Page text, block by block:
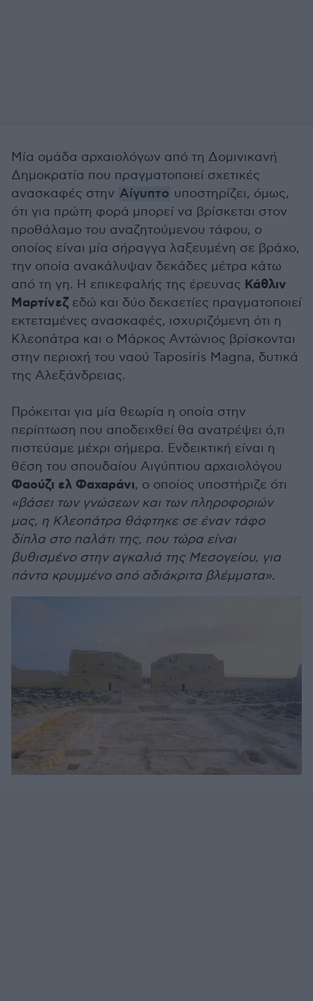
Μία ομάδα αρχαιολόγων από τη Δομινικανή
Δημοκρατία που πραγματοποιεί σχετικές
ανασκαφές στην Αίγυπτο υποστηρίζει, όμως,
ότι για πρώτη φορά μπορεί να βρίσκεται στον
προθάλαμο του αναζητούμενου τάφου, ο
οποίος είναι μία σήραγγα λαξευμένη σε βράχο,
την οποία ανακάλυψαν δεκάδες μέτρα κάτω
από τη γη. Η επικεφαλής της έρευνας Κάθλιν
Μαρτίνεζ εδώ και δύο δεκαετίες πραγματοποιεί
εκτεταμένες ανασκαφές, ισχυριζόμενη ότι η
Κλεοπάτρα και ο Μάρκος Αντώνιος βρίσκονται
στην περιοχή του ναού Taposiris Magna, δυτικά
της Αλεξάνδρειας.
Πρόκειται για μία θεωρία η οποία στην
περίπτωση που αποδειχθεί θα ανατρέψει ό,τι
πιστεύαμε μέχρι σήμερα. Ενδεικτική είναι η
θέση του σπουδαίου Αιγύπτιου αρχαιολόγου
Φαούζι ελ Φαχαράνι, ο οποίος υποστήριζε ότι
«βάσει των γνώσεων και των πληροφοριών
μας, η Κλεοπάτρα θάφτηκε σε έναν τάφο
δίπλα στο παλάτι της, που τώρα είναι
βυθισμένο στην αγκαλιά της Μεσογείου, για
πάντα κρυμμένο από αδιάκριτα βλέμματα».